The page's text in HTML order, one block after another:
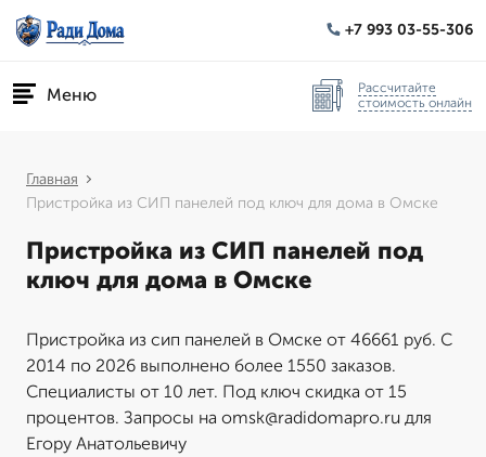
+7 993 03-55-306
Меню
Рассчитайте
стоимость онлайн
Главная
Пристройка из СИП панелей под ключ для дома в Омске
Пристройка из СИП панелей под
ключ для дома в Омске
Пристройка из сип панелей в Омске от 46661 руб. С
2014 по 2026 выполнено более 1550 заказов.
Специалисты от 10 лет. Под ключ скидка от 15
процентов. Запросы на omsk@radidomapro.ru для
Егору Анатольевичу